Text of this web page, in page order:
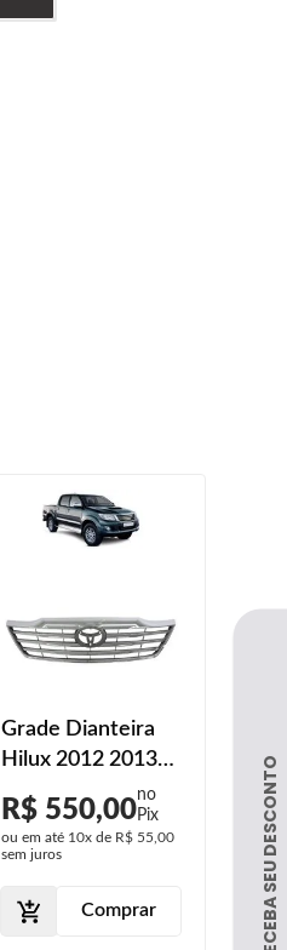
Grade Dianteira
Hilux 2012 2013
2014 2015 Com
Friso Cromado
R$ 550,00
ou em até 10x de R$ 55,00
sem juros
Comprar
ou
sem